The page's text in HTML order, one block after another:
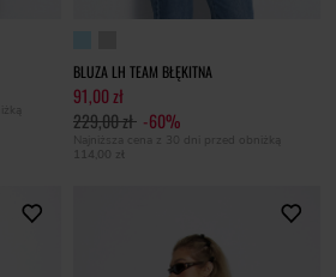
BLUZA LH TEAM BŁĘKITNA
91,00 zł
229,00 zł -60%
Najniższa cena z 30 dni przed obniżką
114,00 zł